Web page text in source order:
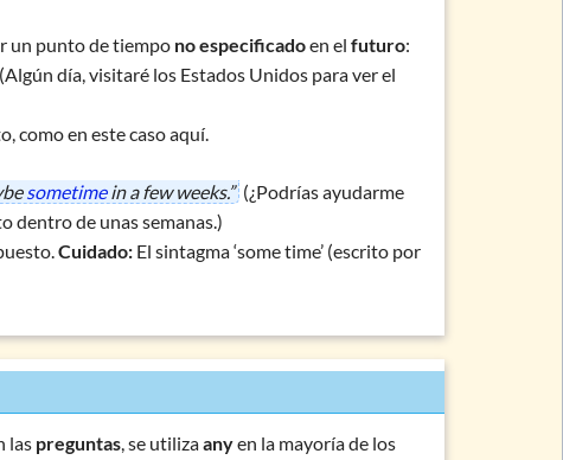
un punto de tiempo no especificadoen elfuturo:
(Algún día, visitaré los Estados Unidos para ver el
, como en este caso aquí.
sometimein a few weeks.” (¿Podrías ayudarme
dentro de unas semanas.)
Cuidado: El sintagma‘some time’ (escrito por
las preguntas, se utilizaanyen la mayoría de los